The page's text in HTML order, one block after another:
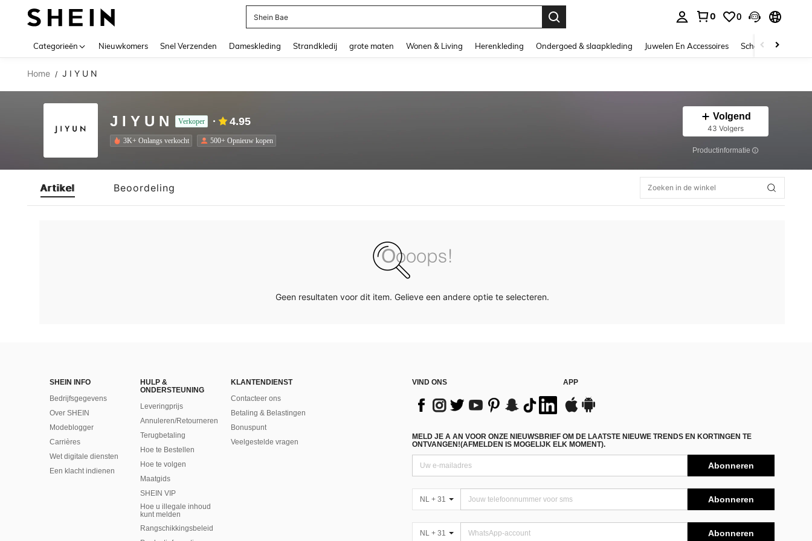
Shein Bae
0 0
Categorieën Nieuwkomers Snel Verzenden Dameskleding Strandkledij grote maten Wonen & Living Herenkleding Ondergoed & slaapkleding Juwelen En Accessoires Schoonheid &
Home / J I Y U N
J I Y U N Verkoper 4.95
3K+ Onlangs verkocht 500+ Opnieuw kopen
Volgend
43 Volgers
Productinformatie
Artikel Beoordeling
Geen resultaten voor dit item. Gelieve een andere optie te selecteren.
SHEIN INFO
Bedrijfsgegevens
Over SHEIN
Modeblogger
Carrières
Wet digitale diensten
Een klacht indienen
HULP &
ONDERSTEUNING
Leveringprijs
Annuleren/Retourneren
Terugbetaling
Hoe te Bestellen
Hoe te volgen
Maatgids
SHEIN VIP
Hoe u illegale inhoud
kunt melden
Rangschikkingsbeleid
KLANTENDIENST
Contacteer ons
Betaling & Belastingen
Bonuspunt
Veelgestelde vragen
VIND ONS APP
MELD JE A AN VOOR ONZE NIEUWSBRIEF OM DE LAATSTE NIEUWE TRENDS EN KORTINGEN TE
ONTVANGEN!(AFMELDEN IS MOGELIJK ELK MOMENT).
Abonneren
NL + 31 Abonneren
NL + 31 Abonneren